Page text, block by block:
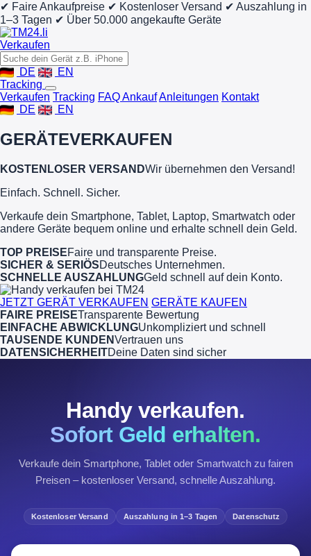
✔ Faire Ankaufpreise ✔ Kostenloser Versand ✔ Auszahlung in
1–3 Tagen ✔ Über 50.000 angekaufte Geräte
Verkaufen
DE
EN
Tracking
Verkaufen Tracking FAQ AnkaufAnleitungen Kontakt
DE
EN
GERÄTEVERKAUFEN
KOSTENLOSER VERSANDWir übernehmen den Versand!
Einfach. Schnell. Sicher.
Verkaufe dein Smartphone, Tablet, Laptop, Smartwatch oder
andere Geräte bequem online und erhalte schnell dein Geld.
TOP PREISEFaire und transparente Preise.
SICHER & SERIÖSDeutsches Unternehmen.
SCHNELLE AUSZAHLUNGGeld schnell auf dein Konto.
JETZT GERÄT VERKAUFEN GERÄTE KAUFEN
FAIRE PREISETransparente Bewertung
EINFACHE ABWICKLUNGUnkompliziert und schnell
TAUSENDE KUNDENVertrauen uns
DATENSICHERHEITDeine Daten sind sicher
Handy verkaufen.
Sofort Geld erhalten.
Verkaufe dein Smartphone, Tablet oder Smartwatch zu fairen
Preisen – kostenloser Versand, schnelle Auszahlung.
Kostenloser Versand Auszahlung in 1–3 Tagen Datenschutz